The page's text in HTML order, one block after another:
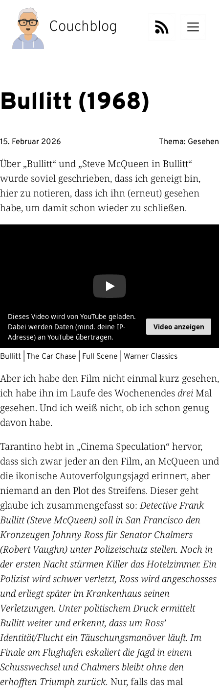
Inhalt
springen
Couchblog
Bullitt (1968)
15. Februar 2026 Thema: Gesehen
Über „Bullitt“ und „Steve McQueen in Bullitt“
wurde soviel geschrieben, dass ich geneigt bin,
hier zu notieren, dass ich ihn (erneut) gesehen
habe, um damit schon wieder zu schließen.
Dieses Video wird von YouTube geladen.
Dabei werden Daten (mind. deine IP-
Adresse) an YouTube übertragen.
Video anzeigen
Bullitt | The Car Chase | Full Scene | Warner Classics
Aber ich habe den Film nicht einmal kurz gesehen,
ich habe ihn im Laufe des WochenendesdreiMal
gesehen. Und ich weiß nicht, ob ich schon genug
davon habe.
Tarantino hebt in „Cinema Speculation“ hervor,
dass sich zwar jeder an den Film, an McQueen und
die ikonische Autoverfolgungsjagd erinnert, aber
niemand an den Plot des Streifens. Dieser geht
glaube ich zusammengefasst so:Detective Frank
Bullitt (Steve McQueen) soll in San Francisco den
Kronzeugen Johnny Ross für Senator Chalmers
(Robert Vaughn) unter Polizeischutz stellen. Noch in
der ersten Nacht stürmen Killer das Hotelzimmer. Ein
Polizist wird schwer verletzt, Ross wird angeschosses
und erliegt später im Krankenhaus seinen
Verletzungen. Unter politischem Druck ermittelt
Bullitt weiter und erkennt, dass um Ross’
Identität/Flucht ein Täuschungsmanöver läuft. Im
Finale am Flughafen eskaliert die Jagd in einem
Schusswechsel und Chalmers bleibt ohne den
erhofften Triumph zurück. Nur, falls das mal